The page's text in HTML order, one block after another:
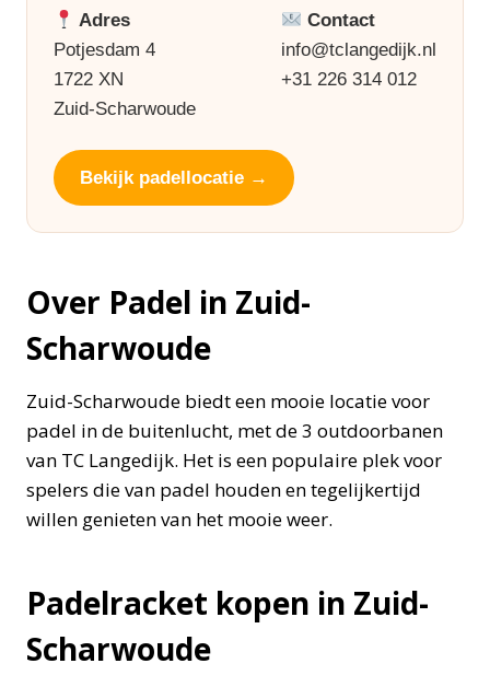
Adres
Potjesdam 4
1722 XN
Zuid-Scharwoude
Contact
info@tclangedijk.nl
+31 226 314 012
Bekijk padellocatie →
Over Padel in Zuid-
Scharwoude
Zuid-Scharwoude biedt een mooie locatie voor
padel in de buitenlucht, met de 3 outdoorbanen
van TC Langedijk. Het is een populaire plek voor
spelers die van padel houden en tegelijkertijd
willen genieten van het mooie weer.
Padelracket kopen in Zuid-
Scharwoude